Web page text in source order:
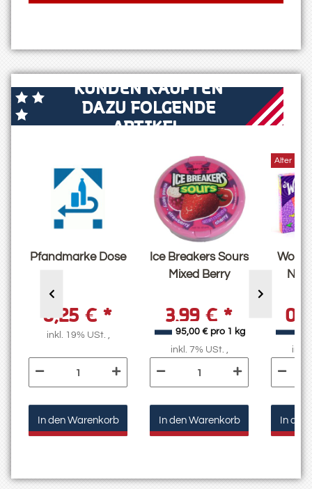
KUNDEN KAUFTEN
DAZU FOLGENDE
ARTIKEL:
Pfandmarke Dose
0,25 € *
inkl. 19% USt. ,
In den Warenkorb
Ice Breakers Sours
Mixed Berry
3,99 € *
95,00 € pro 1 kg
inkl. 7% USt. ,
In den Warenkorb
Alter
inkl.
In den